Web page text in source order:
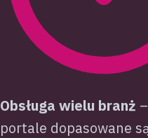
Obsługa wielu branż
portale dopasowane